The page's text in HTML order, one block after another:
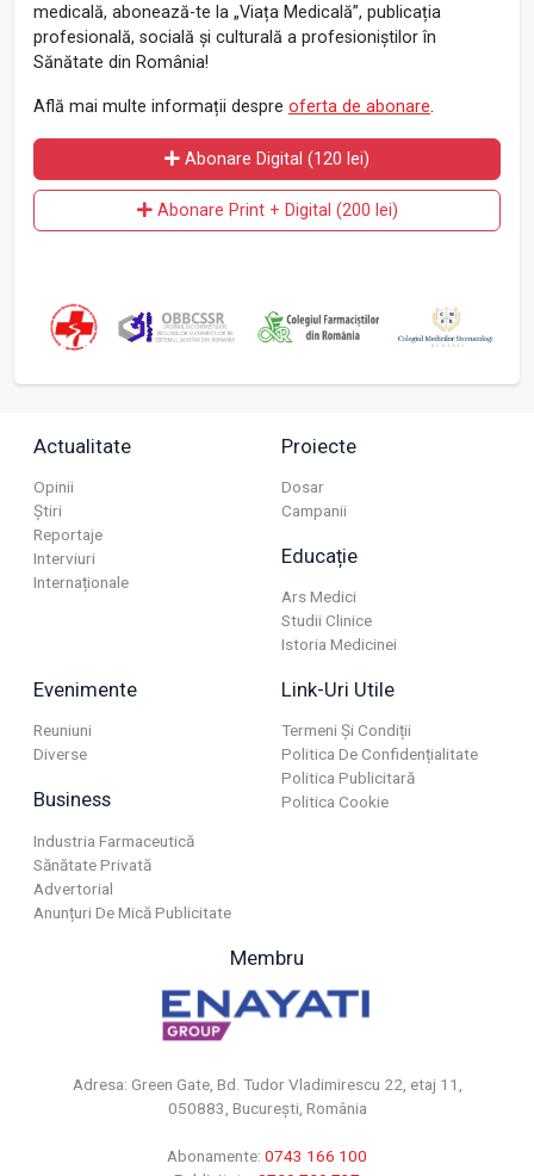
medicală, abonează-te la „Viața Medicală”, publicația
profesională, socială și culturală a profesioniștilor în
Sănătate din România!
Află mai multe informații despre oferta de abonare.
Abonare Digital (120 lei)
Abonare Print + Digital (200 lei)
Actualitate
Opinii
Știri
Reportaje
Interviuri
Internaționale
Proiecte
Dosar
Campanii
Educație
Ars Medici
Studii Clinice
Istoria Medicinei
Evenimente
Reuniuni
Diverse
Business
Industria Farmaceutică
Sănătate Privată
Advertorial
Anunțuri De Mică Publicitate
Link-Uri Utile
Termeni Și Condiții
Politica De Confidențialitate
Politica Publicitară
Politica Cookie
Membru
Adresa: Green Gate, Bd. Tudor Vladimirescu 22, etaj 11,
050883, Bucureşti, România
Abonamente: 0743 166 100